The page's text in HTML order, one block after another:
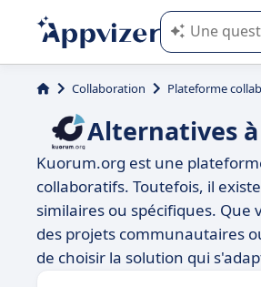
L'IA de
Collaboration Plateforme
Alternatives
Kuorum.org est une
collaboratifs. Toutefois, il
similaires ou spécifiques.
des projets communautaires
de choisir la solution qui